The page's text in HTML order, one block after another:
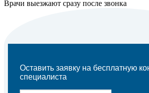
Врачи выезжают сразу после звонка
Оставить заявку на бесплатную
специалиста